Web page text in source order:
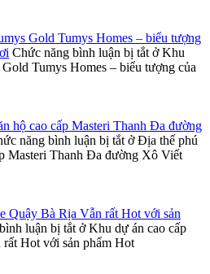
Gold Tumys Homes – biểu tượng
Chức năng bình luận bị tắt ở Khu
Tumys Homes – biểu tượng của
hộ cao cấp Masteri Thanh Đa đường
năng bình luận bị tắt ở Địa thế phú
Masteri Thanh Đa đường Xô Viết
Quậy Bà Rịa Vẫn rất Hot với sản
luận bị tắt ở Khu dự án cao cấp
Hot với sản phẩm Hot